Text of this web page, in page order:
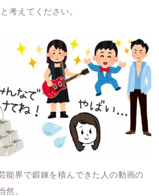
考えてください。
能界で鍛錬を積んできた人の動画の
然。